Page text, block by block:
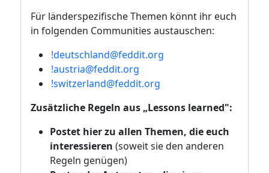
Für länderspezifische Themen könnt ihr euch
in folgenden Communities austauschen:
!deutschland@feddit.org
!austria@feddit.org
!switzerland@feddit.org
Zusätzliche Regeln aus „Lessons learned":
Postet hier zu allen Themen, die euch
interessieren (soweit sie den anderen
Regeln genügen)